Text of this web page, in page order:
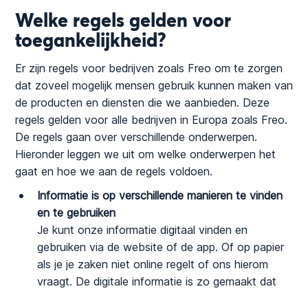
Welke regels gelden voor
toegankelijkheid?
Er zijn regels voor bedrijven zoals Freo om te zorgen
dat zoveel mogelijk mensen gebruik kunnen maken van
de producten en diensten die we aanbieden. Deze
regels gelden voor alle bedrijven in Europa zoals Freo.
De regels gaan over verschillende onderwerpen.
Hieronder leggen we uit om welke onderwerpen het
gaat en hoe we aan de regels voldoen.
Informatie is op verschillende manieren te vinden
en te gebruiken
Je kunt onze informatie digitaal vinden en
gebruiken via de website of de app. Of op papier
als je je zaken niet online regelt of ons hierom
vraagt. De digitale informatie is zo gemaakt dat